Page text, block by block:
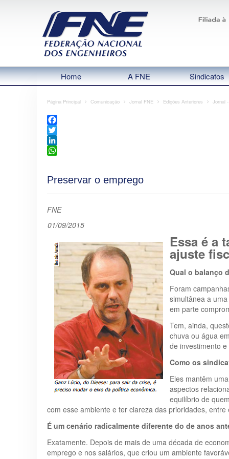
Home A FNE Sindicatos
Página Principal Comunicação Jornal FNE Edições Anteriores Jornal
Facebook
Twitter
LinkedIn
Preservar o emprego
FNE
01/09/2015
Essa é a
ajuste
Qual o balanço
Foram
simultânea a
em parte
Tem, ainda,
chuva ou água
de investimento
Como os
Eles mantêm
aspectos
equilíbrio de
com esse ambiente e ter clareza das prioridades,
É um cenário radicalmente diferente do de anos
Exatamente. Depois de mais de uma década de
emprego e nos salários, que criou um ambiente